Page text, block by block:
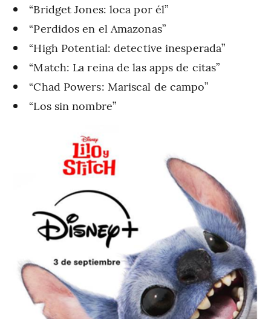
“Bridget Jones: loca por él”
“Perdidos en el Amazonas”
“High Potential: detective inesperada”
“Match: La reina de las apps de citas”
“Chad Powers: Mariscal de campo”
“Los sin nombre”